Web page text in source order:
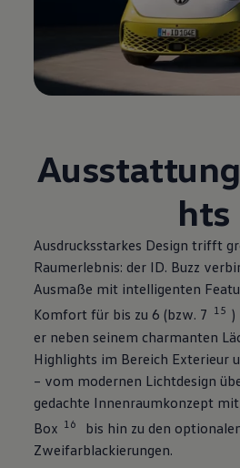
hts
Ausdrucksstarkes Design trifft
Raumerlebnis: der ID. Buzz
Ausmaße mit intelligenten
Komfort für bis zu 6 (bzw. 7 15 )
er neben seinem charmanten
Highlights im Bereich Exterieur
– vom modernen Lichtdesign
gedachte Innenraumkonzept
Box 16
bis hin zu den
Zweifarblackierungen.